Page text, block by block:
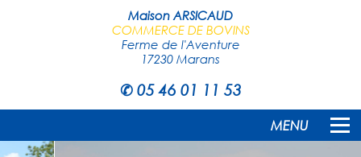
Maison ARSICAUD
COMMERCE DE BOVINS
Ferme de l'Aventure
17230 Marans
✆ 05 46 01 11 53
MENU